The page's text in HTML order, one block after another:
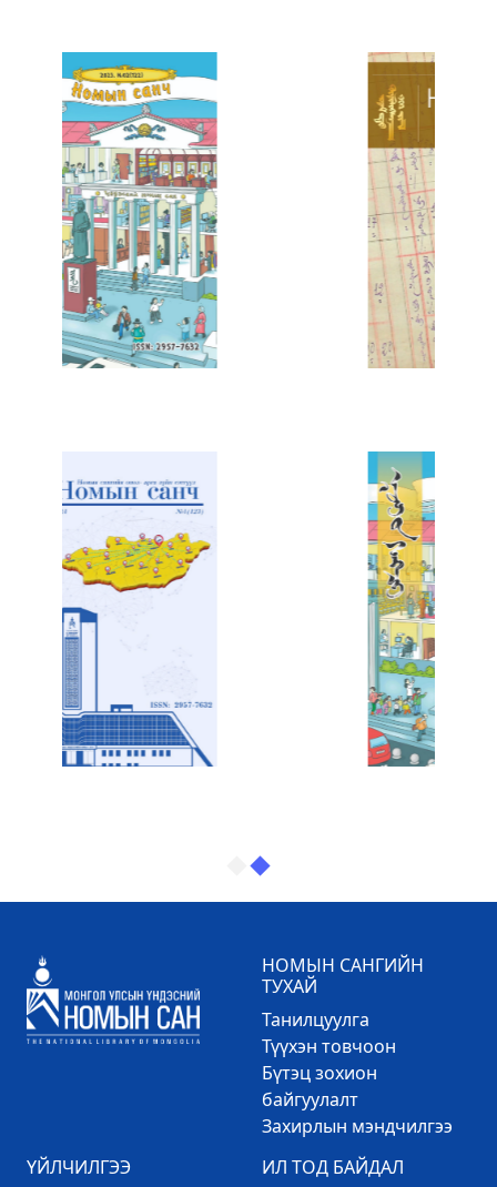
НОМЫН САНГИЙН
ТУХАЙ
Танилцуулга
Түүхэн товчоон
Бүтэц зохион
байгуулалт
Захирлын мэндчилгээ
ҮЙЛЧИЛГЭЭ
ИЛ ТОД БАЙДАЛ